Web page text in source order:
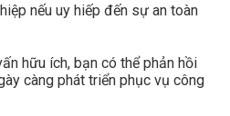
nếu uy hiếp đến sự an toàn
hữu ích, bạn có thể phản hồi
càng phát triển phục vụ công